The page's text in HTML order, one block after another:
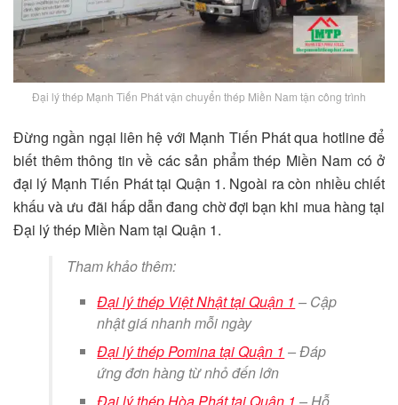
Đại lý thép Mạnh Tiến Phát vận chuyển thép Miền Nam tận công trình
Đừng ngần ngại liên hệ với Mạnh Tiến Phát qua hotline để
biết thêm thông tin về các sản phẩm thép Miền Nam có ở
đại lý Mạnh Tiến Phát tại Quận 1. Ngoài ra còn nhiều chiết
khấu và ưu đãi hấp dẫn đang chờ đợi bạn khi mua hàng tại
Đại lý thép Miền Nam tại Quận 1.
Tham khảo thêm:
Đại lý thép Việt Nhật tại Quận 1 – Cập
nhật giá nhanh mỗi ngày
Đại lý thép Pomina tại Quận 1 – Đáp
ứng đơn hàng từ nhỏ đến lớn